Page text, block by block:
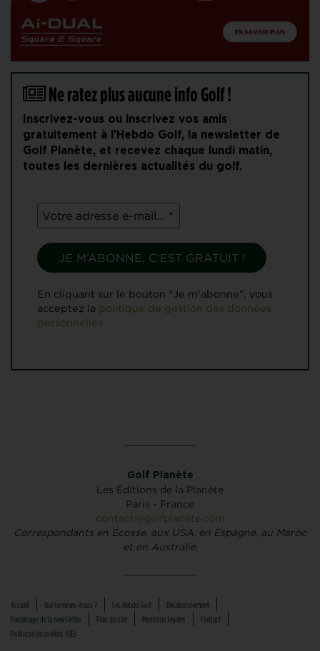
Ne ratez plus aucune info Golf !
Inscrivez-vous ou inscrivez vos amis
gratuitement à l'Hebdo Golf, la newsletter de
Golf Planète, et recevez chaque lundi matin,
toutes les dernières actualités du golf.
En cliquant sur le bouton "Je m'abonne", vous
acceptez la politique de gestion des données
personnelles.
Golf Planète
Les Éditions de la Planète
Paris - France
contact@golfplanete.com
Correspondants en Écosse, aux USA, en Espagne, au Maroc
et en Australie.
Accueil Qui sommes-nous ? Les Hebdo Golf
Désabonnement
Parrainage de la newsletter
Plan du site Mentions légales
Contact
Politique de cookies (UE)